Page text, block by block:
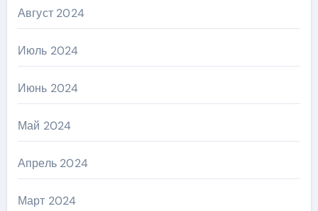
Август 2024
Июль 2024
Июнь 2024
Май 2024
Апрель 2024
Март 2024